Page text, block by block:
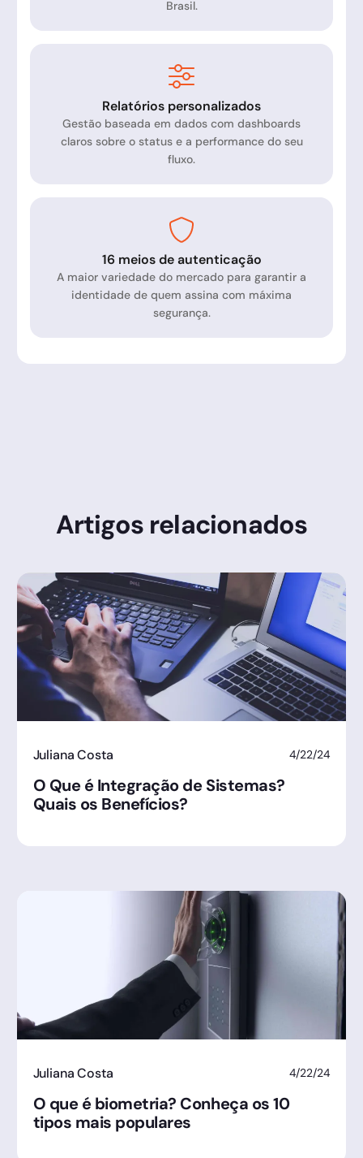
Brasil.
Relatórios personalizados
Gestão baseada em dados com dashboards
claros sobre o status e a performance do seu
fluxo.
16 meios de autenticação
A maior variedade do mercado para garantir a
identidade de quem assina com máxima
segurança.
Artigos relacionados
Juliana Costa 4/22/24
O Que é Integração de Sistemas?
Quais os Benefícios?
Juliana Costa 4/22/24
O que é biometria? Conheça os 10
tipos mais populares